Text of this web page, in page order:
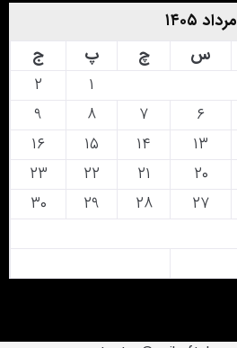
مرداد ۱۴۰۵
س چ پ ج
۲
۶ ۷ ۸
۹
۱۳ ۱۴ ۱۵
۱۶
۲۰ ۲۱ ۲۲
۲۳
۲۷ ۲۸ ۲۹
۳۰